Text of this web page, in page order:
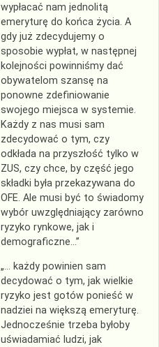
wypłacać nam jednolitą
emeryturę do końca życia. A
gdy już zdecydujemy o
sposobie wypłat, w następnej
kolejności powinniśmy dać
obywatelom szansę na
ponowne zdefiniowanie
swojego miejsca w systemie.
Każdy z nas musi sam
zdecydować o tym, czy
odkłada na przyszłość tylko w
ZUS, czy chce, by część jego
składki była przekazywana do
OFE. Ale musi być to świadomy
wybór uwzględniający zarówno
ryzyko rynkowe, jak i
demograficzne…”
„… każdy powinien sam
decydować o tym, jak wielkie
ryzyko jest gotów ponieść w
nadziei na większą emeryturę.
Jednocześnie trzeba byłoby
uświadamiać ludzi, jak